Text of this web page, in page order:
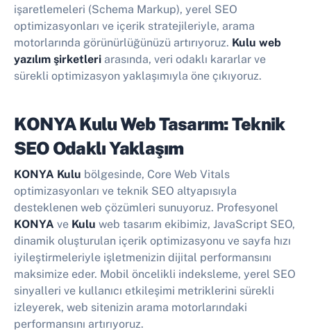
işaretlemeleri (Schema Markup), yerel SEO
optimizasyonları ve içerik stratejileriyle, arama
motorlarında görünürlüğünüzü artırıyoruz. Kulu web
yazılım şirketleri arasında, veri odaklı kararlar ve
sürekli optimizasyon yaklaşımıyla öne çıkıyoruz.
KONYA Kulu Web Tasarım: Teknik
SEO Odaklı Yaklaşım
KONYA Kulu bölgesinde, Core Web Vitals
optimizasyonları ve teknik SEO altyapısıyla
desteklenen web çözümleri sunuyoruz. Profesyonel
KONYA ve Kulu web tasarım ekibimiz, JavaScript SEO,
dinamik oluşturulan içerik optimizasyonu ve sayfa hızı
iyileştirmeleriyle işletmenizin dijital performansını
maksimize eder. Mobil öncelikli indeksleme, yerel SEO
sinyalleri ve kullanıcı etkileşimi metriklerini sürekli
izleyerek, web sitenizin arama motorlarındaki
performansını artırıyoruz.